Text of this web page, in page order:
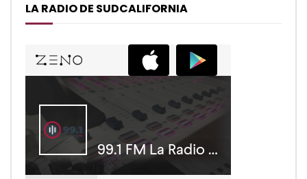
LA RADIO DE SUDCALIFORNIA